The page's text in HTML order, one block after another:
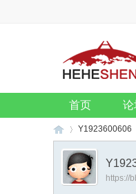
首页 论
›
Y1923600606
https://